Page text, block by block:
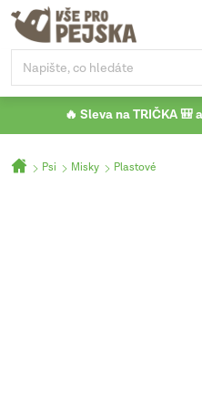
Přejít
obsah
🔥 Sleva na TRIČKA 🎒
Domů
Psi Misky Plastové